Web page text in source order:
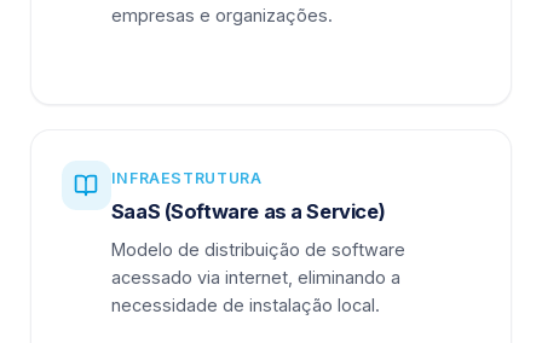
empresas e organizações.
INFRAESTRUTURA
SaaS (Software as a Service)
Modelo de distribuição de software
acessado via internet, eliminando a
necessidade de instalação local.